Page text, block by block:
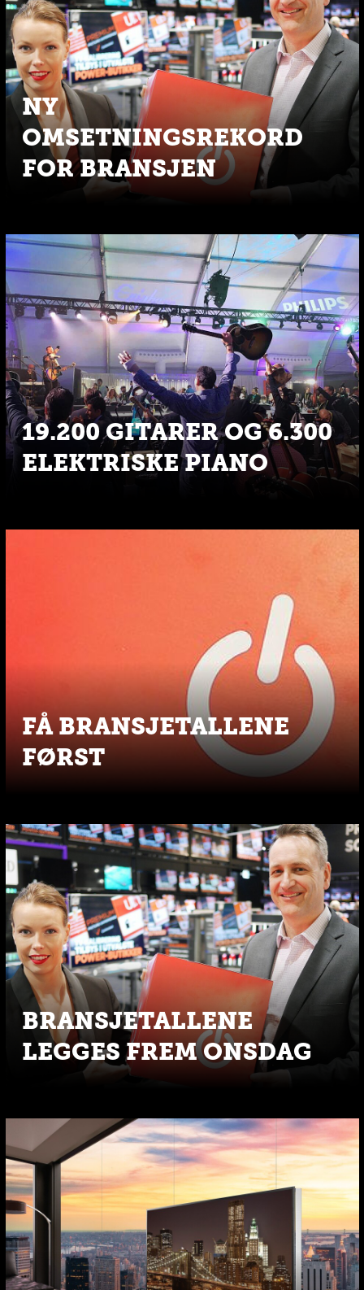
NY
OMSETNINGSREKORD
FOR BRANSJEN
19.200 GITARER OG 6.300
ELEKTRISKE PIANO
FÅ BRANSJETALLENE
FØRST
BRANSJETALLENE
LEGGES FREM ONSDAG